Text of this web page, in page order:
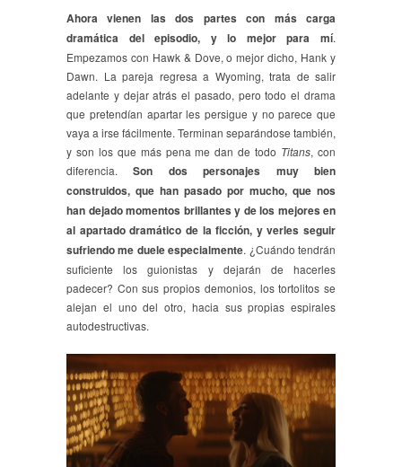
Ahora vienen las dos partes con más carga
dramática del episodio, y lo mejor para mí.
Empezamos con Hawk & Dove, o mejor dicho, Hank y
Dawn. La pareja regresa a Wyoming, trata de salir
adelante y dejar atrás el pasado, pero todo el drama
que pretendían apartar les persigue y no parece que
vaya a irse fácilmente. Terminan separándose también,
y son los que más pena me dan de todo Titans, con
diferencia.Son dos personajes muy bien
construidos, que han pasado por mucho, que nos
han dejado momentos brillantes y de los mejores en
al apartado dramático de la ficción, y verles seguir
sufriendo me duele especialmente. ¿Cuándo tendrán
suficiente los guionistas y dejarán de hacerles
padecer? Con sus propios demonios, los tortolitos se
alejan el uno del otro, hacia sus propias espirales
autodestructivas.